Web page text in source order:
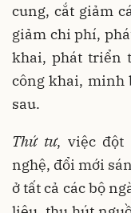
cung, cắt giảm
giảm chi phí,
khai, phát triển
công khai, minh
sau.
Thứ tư, việc đột
nghệ, đổi mới
ở tất cả các bộ